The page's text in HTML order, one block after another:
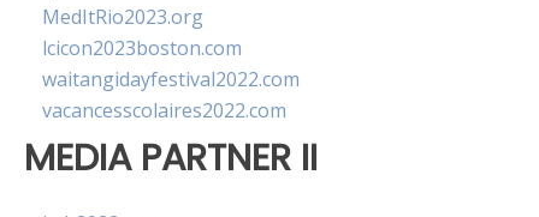
MedItRio2023.org
lcicon2023boston.com
waitangidayfestival2022.com
vacancesscolaires2022.com
MEDIA PARTNER II